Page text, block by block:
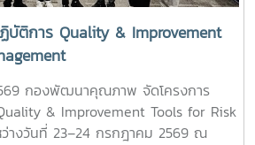
บัติการ Quality & Improvement
กองพัฒนาคุณภาพ จัดโครงการ
& Improvement Tools for Risk
ว่างวันที่ 23–24 กรกฎาคม 2569 ณ